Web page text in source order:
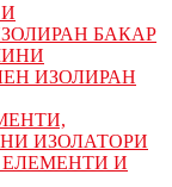
БАКАР
ИЗОЛИРАН
ИЗОЛАТОРИ
И